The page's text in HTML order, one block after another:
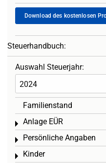
Download des kostenlosen
Steuerhandbuch:
Auswahl Steuerjahr:
Familienstand
Anlage EÜR
Toggle menu
Persönliche Angaben
Toggle menu
Kinder
Toggle menu